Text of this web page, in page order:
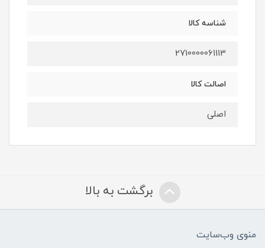
شناسه کالا
2710000061113
اصالت کالا
اصلی
برگشت به بالا
منوی وب‌سایت